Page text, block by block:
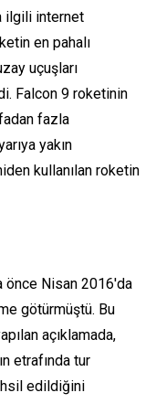
ilgili internet
en pahalı
uçuşları
Falcon 9 roketinin
fazla
yakın
kullanılan roketin
önce Nisan 2016'da
götürmüştü. Bu
açıklamada,
etrafında tur
edildiğini